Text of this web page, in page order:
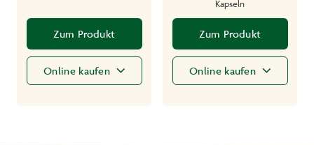
Zum Produkt
Online kaufen
Kapseln
Zum Produkt
Online kaufen